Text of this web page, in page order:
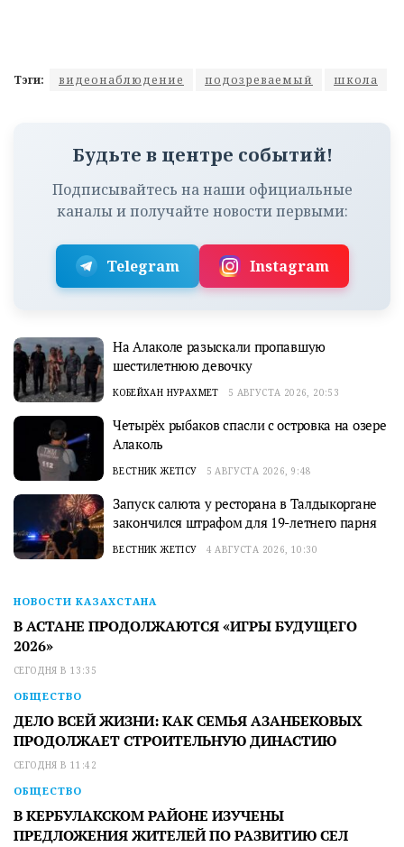
Тэги: видеонаблюдение подозреваемый школа
Будьте в центре событий!
Подписывайтесь на наши официальные
каналы и получайте новости первыми:
Telegram Instagram
На Алаколе разыскали пропавшую
шестилетнюю девочку
КОБЕЙХАН НУРАХМЕТ 5 АВГУСТА 2026, 20:53
Четырёх рыбаков спасли с островка на озере
Алаколь
ВЕСТНИК ЖЕТІСУ 5 АВГУСТА 2026, 9:48
Запуск салюта у ресторана в Талдыкоргане
закончился штрафом для 19-летнего парня
ВЕСТНИК ЖЕТІСУ 4 АВГУСТА 2026, 10:30
НОВОСТИ КАЗАХСТАНА
В АСТАНЕ ПРОДОЛЖАЮТСЯ «ИГРЫ БУДУЩЕГО
2026»
СЕГОДНЯ В 13:35
ОБЩЕСТВО
ДЕЛО ВСЕЙ ЖИЗНИ: КАК СЕМЬЯ АЗАНБЕКОВЫХ
ПРОДОЛЖАЕТ СТРОИТЕЛЬНУЮ ДИНАСТИЮ
СЕГОДНЯ В 11:42
ОБЩЕСТВО
В КЕРБУЛАКСКОМ РАЙОНЕ ИЗУЧЕНЫ
ПРЕДЛОЖЕНИЯ ЖИТЕЛЕЙ ПО РАЗВИТИЮ СЕЛ